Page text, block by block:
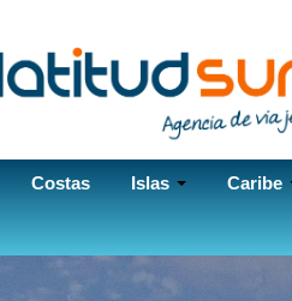
Costas Islas Caribe